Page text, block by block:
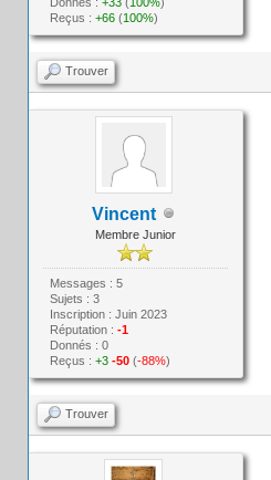
Reçus : +66(100%)
Trouver
Vincent
Membre Junior
Messages : 5
Sujets : 3
Inscription : Juin 2023
Réputation : -1
Donnés : 0
Reçus : +3 -50(-88%)
Trouver